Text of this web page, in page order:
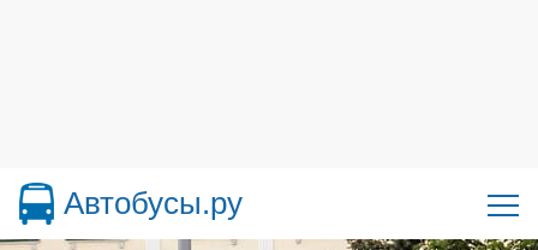
Автобусы.ру